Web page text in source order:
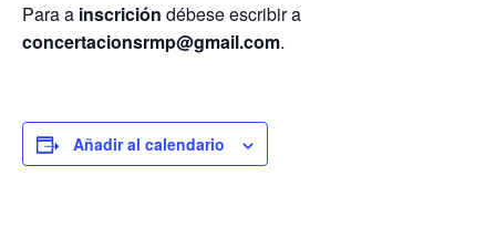
Para a inscrición débese escribir a
concertacionsrmp@gmail.com.
Añadir al calendario